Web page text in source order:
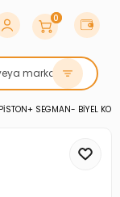
0
SEGMAN- BİYEL